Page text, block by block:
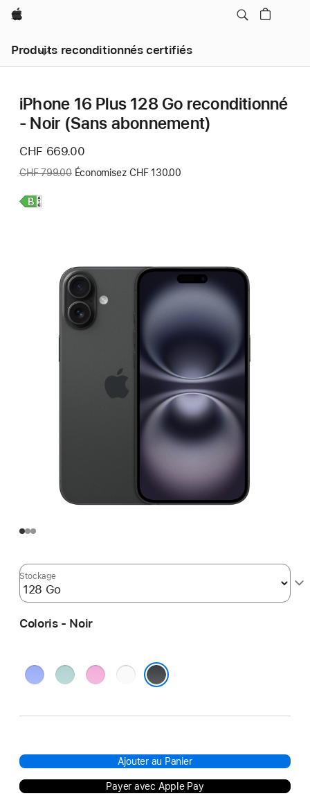
Apple
Produits reconditionnés certifiés
iPhone 16 Plus 128 Go reconditionné
- Noir (Sans abonnement)
Nouveau
prix
CHF 669.00
Ancien
:
CHF 799.00 Économisez CHF 130.00
En
Stockage
Coloris - Noir
Outremer
SarcelleRose Blanc
Ajouter au Panier
Payer avec Apple Pay